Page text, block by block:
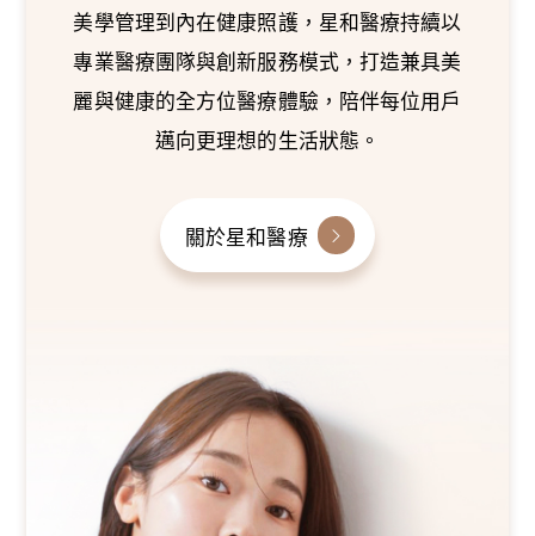
美學管理到內在健康照護，星和醫療持續以
專業醫療團隊與創新服務模式，打造兼具美
麗與健康的全方位醫療體驗，陪伴每位用戶
邁向更理想的生活狀態。
關於星和醫療